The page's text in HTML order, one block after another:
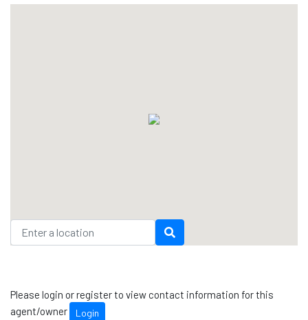
Please login or register to view contact information for this
agent/owner
Login